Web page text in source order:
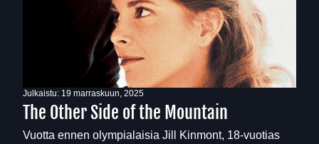
Julkaistu: 19 marraskuun, 2025
The Other Side of the Mountain
Vuotta ennen olympialaisia Jill Kinmont, 18-vuotias